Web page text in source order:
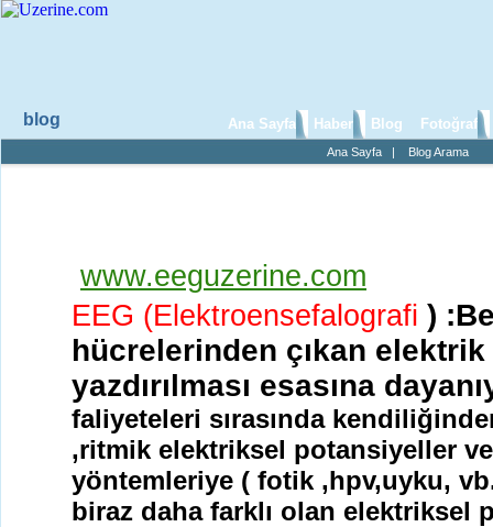
blog Ana Sayfa Haber Blog Fotoğraf
Ana Sayfa | Blog Arama
www.eeguzerine.com
EEG (Elektroensefalografi )
hücrelerinden çıkan elektrik
yazdırılması esasına
faliyeteleri sırasında
,ritmik elektriksel potansiyeller
yöntemleriye ( fotik ,hpv,uyku,
biraz daha farklı olan elektriksel